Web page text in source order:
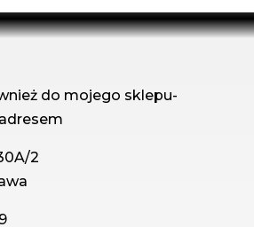
do mojego sklepu-
2